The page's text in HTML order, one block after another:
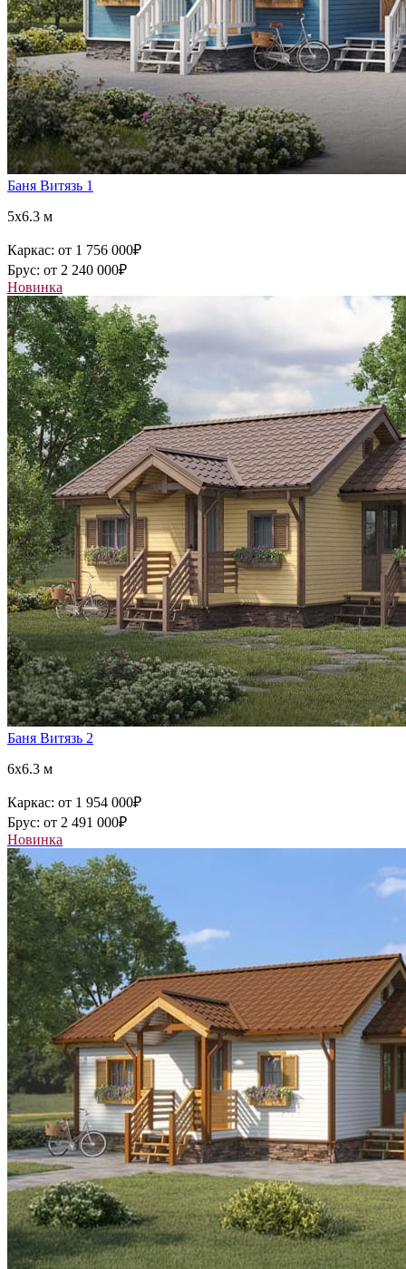
Баня Витязь 1
5x6.3 м
Каркас: от 1 756 000₽
Брус: от 2 240 000₽
Новинка
Баня Витязь 2
6x6.3 м
Каркас: от 1 954 000₽
Брус: от 2 491 000₽
Новинка